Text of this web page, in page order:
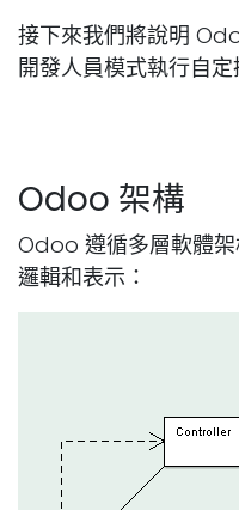
接下來我們將說明
開發人員模式執行自定
Odoo 架構
Odoo 遵循多層軟體架
邏輯和表示：